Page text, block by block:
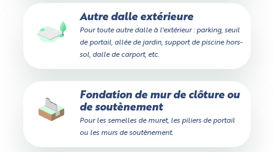
Autre dalle extérieure
Pour toute autre dalle à l'extérieur : parking, seuil
de portail, allée de jardin, support de piscine hors-
sol, dalle de carport, etc.
Fondation de mur de clôture ou
de soutènement
Pour les semelles de muret, les piliers de portail
ou les murs de soutènement.